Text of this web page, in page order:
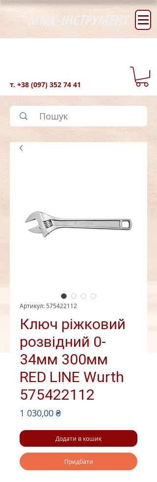
МІКС-ІНСТРУМЕНТ
т. +38 (097) 352 74 41
Артикул: 575422112
Ключ ріжковий
розвідний 0-
34мм 300мм
RED LINE Wurth
575422112
1 030,00 ₴Ціна
Додати в кошик
Придбати